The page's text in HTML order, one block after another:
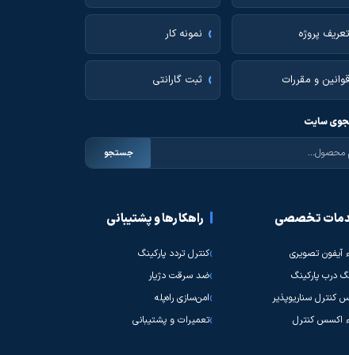
تعریف پروژه نمونه کار
قوانین و مقررات ثبت گارانتی
سایت
جستجو
تخصصی
آیفون تصویری
درب پارکینگ
کنترل سناریوپذیر
اکسس کنترل
راهکارها و پشتیبانی
کنترل تردد پارکینگ
ضد سرقت دژیار
امن‌سازی راه‌پله
تعمیرات و پشتیبانی